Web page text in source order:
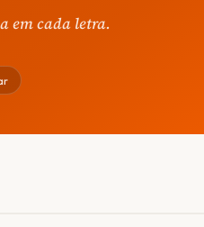
em cada letra.